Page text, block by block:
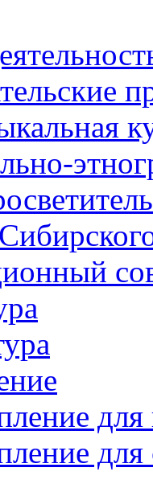
для
для